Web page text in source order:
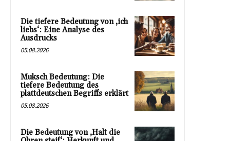
Die tiefere Bedeutung von ‚ich
liebs‘: Eine Analyse des
Ausdrucks
05.08.2026
Muksch Bedeutung: Die
tiefere Bedeutung des
plattdeutschen Begriffs erklärt
05.08.2026
Die Bedeutung von ‚Halt die